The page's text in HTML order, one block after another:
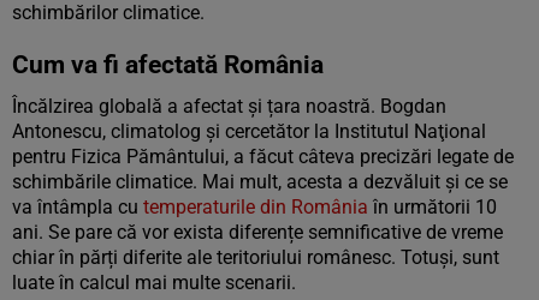
schimbărilor climatice.
Cum va fi afectată România
Încălzirea globală a afectat și țara noastră. Bogdan
Antonescu, climatolog și cercetător la Institutul Naţional
pentru Fizica Pământului, a făcut câteva precizări legate de
schimbările climatice. Mai mult, acesta a dezvăluit și ce se
va întâmpla cu temperaturile din România în următorii 10
ani. Se pare că vor exista diferențe semnificative de vreme
chiar în părți diferite ale teritoriului românesc. Totuși, sunt
luate în calcul mai multe scenarii.